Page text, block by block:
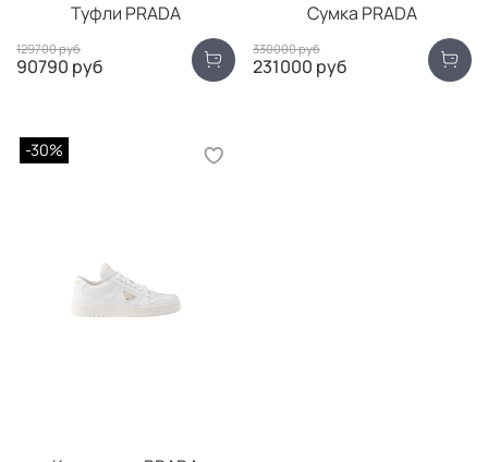
Туфли PRADA
129700 руб
90790 руб
Сумка PRADA
330000 руб
231000 руб
-30%